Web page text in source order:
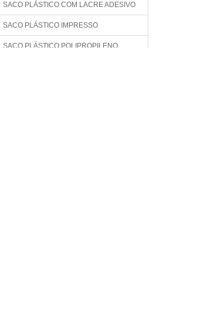
SACO PLÁSTICO COM LACRE ADESIVO
SACO PLÁSTICO IMPRESSO
SACO PLÁSTICO POLIPROPILENO